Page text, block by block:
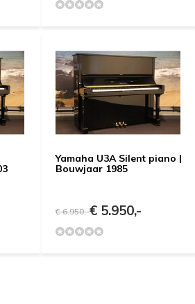
Yamaha U3A Silent piano |
Bouwjaar 1985
€ 6.950,-€ 5.950,-